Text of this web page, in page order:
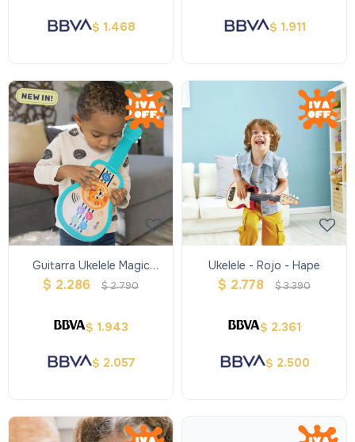
$ 1.468 $ 1.911
Guitarra Ukelele Magic
Touch/hape Baby Einstein
$ 2.286 $2.790
$ 1.943
$ 2.057
Ukelele - Rojo - Hape
$ 2.778 $3.390
$ 2.361
$ 2.500